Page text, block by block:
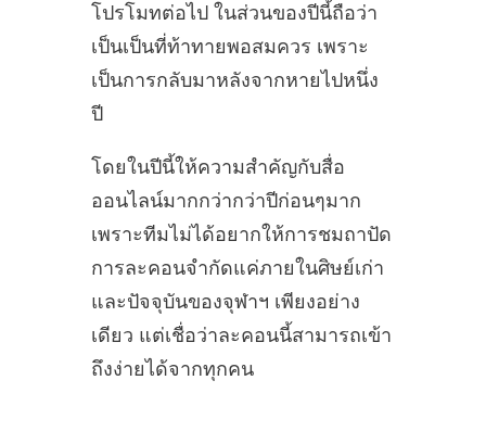
โปรโมทต่อไป ในส่วนของปีนี้ถือว่า
เป็นเป็นที่ท้าทายพอสมควร เพราะ
เป็นการกลับมาหลังจากหายไปหนึ่ง
ปี
โดยในปีนี้ให้ความสำคัญกับสื่อ
ออนไลน์มากกว่ากว่าปีก่อนๆมาก
เพราะทีมไม่ได้อยากให้การชมถาปัด
การละคอนจำกัดแค่ภายในศิษย์เก่า
และปัจจุบันของจุฬาฯ เพียงอย่าง
เดียว แต่เชื่อว่าละคอนนี้สามารถเข้า
ถึงง่ายได้จากทุกคน